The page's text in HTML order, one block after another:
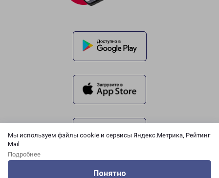
Мы используем файлы cookie и сервисы Яндекс.Метрика, Рейтинг
Mail
Подробнее
Понятно